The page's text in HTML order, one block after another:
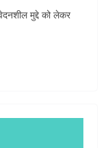
मुद्दे को लेकर